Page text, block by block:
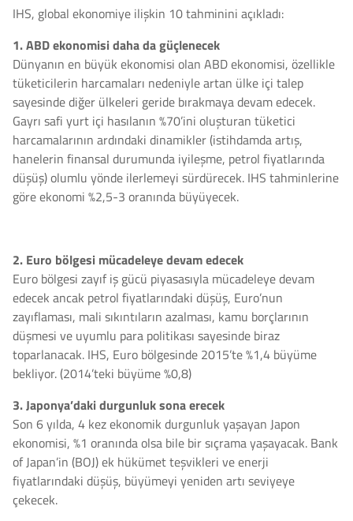
IHS, global ekonomiye ilişkin 10 tahminini açıkladı:
1. ABD ekonomisi daha da güçlenecek
Dünyanın en büyük ekonomisi olan ABD ekonomisi, özellikle
tüketicilerin harcamaları nedeniyle artan ülke içi talep
sayesinde diğer ülkeleri geride bırakmaya devam edecek.
Gayrı safi yurt içi hasılanın %70’ini oluşturan tüketici
harcamalarının ardındaki dinamikler (istihdamda artış,
hanelerin finansal durumunda iyileşme, petrol fiyatlarında
düşüş) olumlu yönde ilerlemeyi sürdürecek. IHS tahminlerine
göre ekonomi %2,5-3 oranında büyüyecek.
2. Euro bölgesi mücadeleye devam edecek
Euro bölgesi zayıf iş gücü piyasasıyla mücadeleye devam
edecek ancak petrol fiyatlarındaki düşüş, Euro’nun
zayıflaması, mali sıkıntıların azalması, kamu borçlarının
düşmesi ve uyumlu para politikası sayesinde biraz
toparlanacak. IHS, Euro bölgesinde 2015’te %1,4 büyüme
bekliyor. (2014’teki büyüme %0,8)
3. Japonya’daki durgunluk sona erecek
Son 6 yılda, 4 kez ekonomik durgunluk yaşayan Japon
ekonomisi, %1 oranında olsa bile bir sıçrama yaşayacak. Bank
of Japan’in (BOJ) ek hükümet teşvikleri ve enerji
fiyatlarındaki düşüş, büyümeyi yeniden artı seviyeye
çekecek.